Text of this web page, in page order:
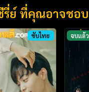
รี่ย์ ที่คุณอาจชอบ
ซับไทย จบแล้ว